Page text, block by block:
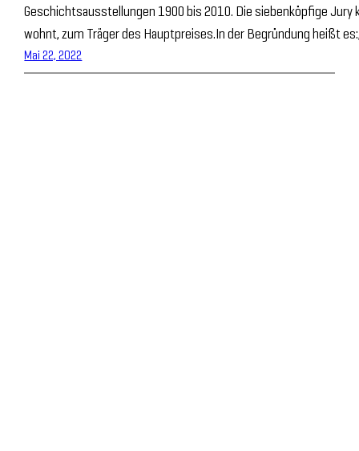
Geschichtsausstellungen 1900 bis 2010. Die siebenköpfige Jury
wohnt, zum Träger des Hauptpreises.In der Begründung heißt
Mai 22, 2022